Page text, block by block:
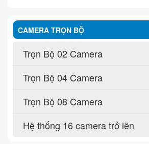
CAMERA TRỌN BỘ
Trọn Bộ 02 Camera
Trọn Bộ 04 Camera
Trọn Bộ 08 Camera
Hệ thống 16 camera trở lên